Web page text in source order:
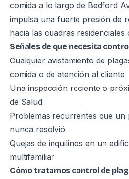
comida a lo largo de Bedford
impulsa una fuerte presión de
hacia las cuadras residenciales
Señales de que necesita
Cualquier avistamiento de
comida o de atención al cliente
Una inspección reciente o
de Salud
Problemas recurrentes que
nunca resolvió
Quejas de inquilinos en un
multifamiliar
Cómo tratamos control de